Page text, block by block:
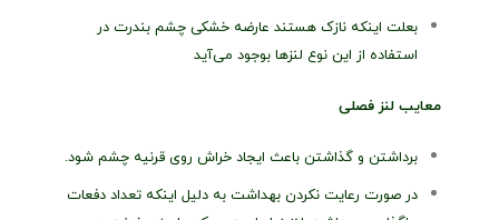
بعلت اینکه نازک هستند عارضه خشکی چشم بندرت در
استفاده از این نوع لنزها بوجود می‌آید
معایب لنز فصلی
برداشتن و گذاشتن باعث ایجاد خراش روی قرنیه چشم شود.
در صورت رعایت نکردن بهداشت به دلیل اینکه تعداد دفعات